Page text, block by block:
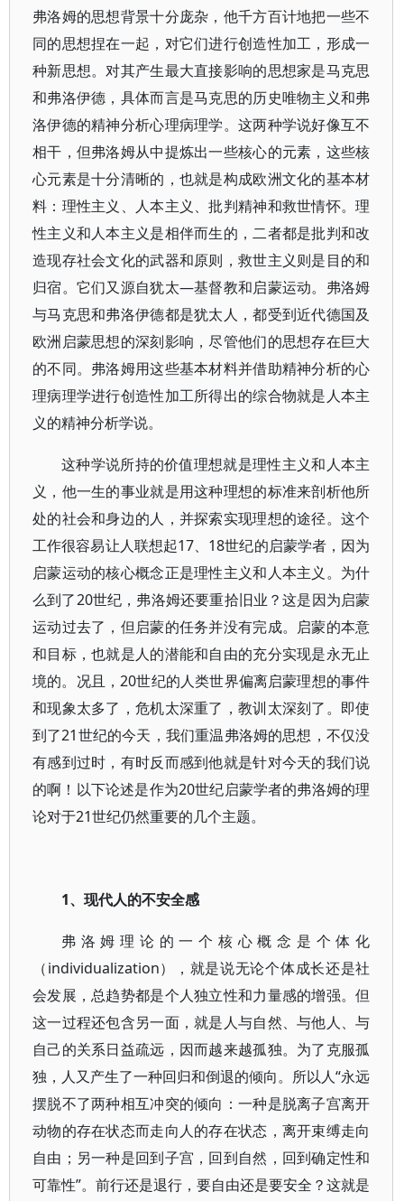
弗洛姆的思想背景十分庞杂，他千方百计地把一些不
同的思想捏在一起，对它们进行创造性加工，形成一
种新思想。对其产生最大直接影响的思想家是马克思
和弗洛伊德，具体而言是马克思的历史唯物主义和弗
洛伊德的精神分析心理病理学。这两种学说好像互不
相干，但弗洛姆从中提炼出一些核心的元素，这些核
心元素是十分清晰的，也就是构成欧洲文化的基本材
料：理性主义、人本主义、批判精神和救世情怀。理
性主义和人本主义是相伴而生的，二者都是批判和改
造现存社会文化的武器和原则，救世主义则是目的和
归宿。它们又源自犹太―基督教和启蒙运动。弗洛姆
与马克思和弗洛伊德都是犹太人，都受到近代德国及
欧洲启蒙思想的深刻影响，尽管他们的思想存在巨大
的不同。弗洛姆用这些基本材料并借助精神分析的心
理病理学进行创造性加工所得出的综合物就是人本主
义的精神分析学说。
这种学说所持的价值理想就是理性主义和人本主
义，他一生的事业就是用这种理想的标准来剖析他所
处的社会和身边的人，并探索实现理想的途径。这个
工作很容易让人联想起17、18世纪的启蒙学者，因为
启蒙运动的核心概念正是理性主义和人本主义。为什
么到了20世纪，弗洛姆还要重拾旧业？这是因为启蒙
运动过去了，但启蒙的任务并没有完成。启蒙的本意
和目标，也就是人的潜能和自由的充分实现是永无止
境的。况且，20世纪的人类世界偏离启蒙理想的事件
和现象太多了，危机太深重了，教训太深刻了。即使
到了21世纪的今天，我们重温弗洛姆的思想，不仅没
有感到过时，有时反而感到他就是针对今天的我们说
的啊！以下论述是作为20世纪启蒙学者的弗洛姆的理
论对于21世纪仍然重要的几个主题。
1、现代人的不安全感
弗洛姆理论的一个核心概念是个体化
（individualization），就是说无论个体成长还是社
会发展，总趋势都是个人独立性和力量感的增强。但
这一过程还包含另一面，就是人与自然、与他人、与
自己的关系日益疏远，因而越来越孤独。为了克服孤
独，人又产生了一种回归和倒退的倾向。所以人“永远
摆脱不了两种相互冲突的倾向：一种是脱离子宫离开
动物的存在状态而走向人的存在状态，离开束缚走向
自由；另一种是回到子宫，回到自然，回到确定性和
可靠性”。前行还是退行，要自由还是要安全？这就是